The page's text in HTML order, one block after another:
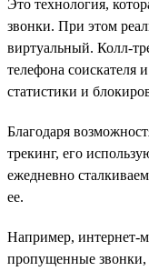
Это технология,
звонки. При этом
виртуальный. Колл-
телефона соискателя
статистики и
Благодаря
трекинг, его
ежедневно
ее.
Например, интернет-
пропущенные звонки,